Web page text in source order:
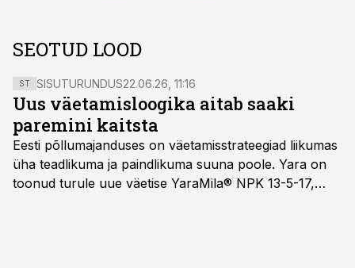
SEOTUD LOOD
ST SISUTURUNDUS22.06.26, 11:16
Uus väetamisloogika aitab saaki
paremini kaitsta
Eesti põllumajanduses on väetamisstrateegiad liikumas
üha teadlikuma ja paindlikuma suuna poole. Yara on
toonud turule uue väetise YaraMila® NPK 13-5-17,